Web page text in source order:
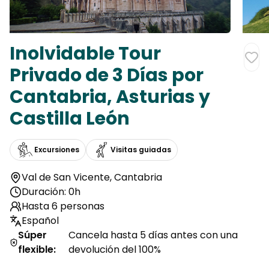
Inolvidable Tour
Privado de 3 Días por
Cantabria, Asturias y
Castilla León
Excursiones Visitas guiadas
Val de San Vicente,Cantabria
Duración: 0h
Hasta 6 personas
Español
Súper
flexible:
Cancela hasta 5 días antes con una
devolución del 100%